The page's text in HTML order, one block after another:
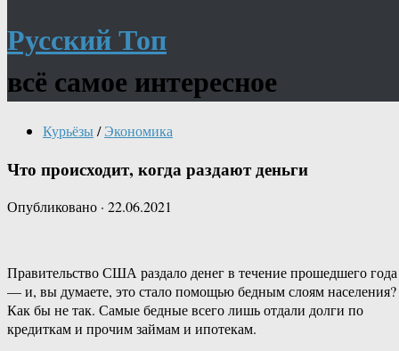
Русский Топ
всё самое интересное
Курьёзы/ Экономика
Что происходит, когда раздают деньги
Опубликовано · 22.06.2021
Правительство США раздало денег в течение прошедшего года
— и, вы думаете, это стало помощью бедным слоям населения?
Как бы не так. Самые бедные всего лишь отдали долги по
кредиткам и прочим займам и ипотекам.